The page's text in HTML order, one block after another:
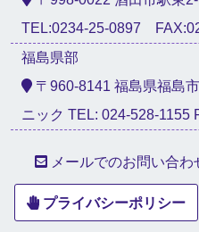
TEL:0234-25-0897
福島県部
〒960-8141 福島県福島
ニック TEL: 024-528-1155
メールでのお問い合
プライバシーポリシー